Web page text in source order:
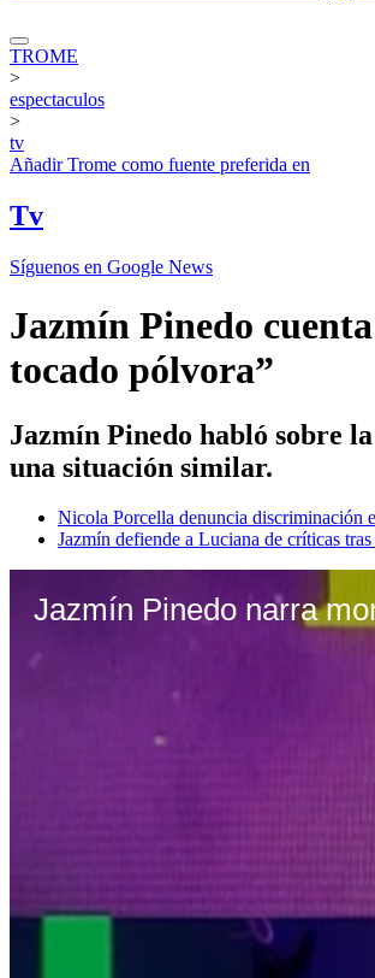
TROME
>
espectaculos
>
tv
AñadirTrome como fuente preferida en
Tv
Síguenos en Google News
Jazmín Pinedo
tocado pólvora”
Jazmín Pinedo habló sobre
una situación similar.
Nicola Porcella denuncia discriminación
Jazmín defiende a Luciana de críticas
Jazmín Pinedo narra